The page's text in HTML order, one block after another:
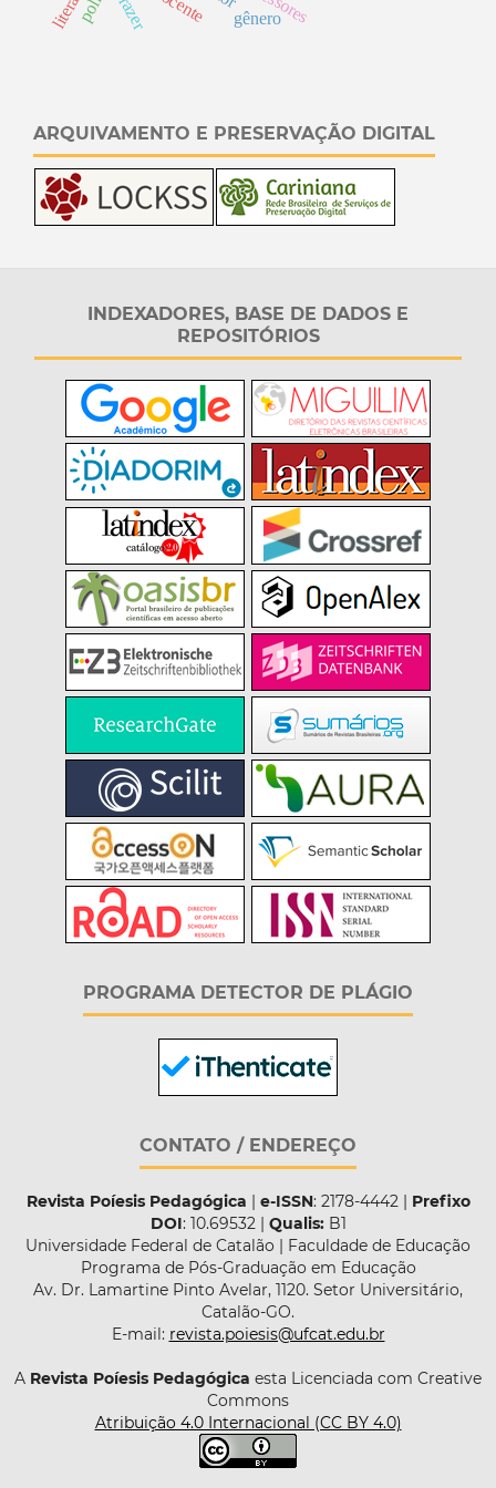
gênero
ARQUIVAMENTO E PRESERVAÇÃO DIGITAL
INDEXADORES, BASE DE DADOS E
REPOSITÓRIOS
PROGRAMA DETECTOR DE PLÁGIO
CONTATO / ENDEREÇO
Revista Poíesis Pedagógica | e-ISSN: 2178-4442 | Prefixo
DOI: 10.69532 | Qualis:B1
Universidade Federal de Catalão | Faculdade de Educação
Programa de Pós-Graduação em Educação
Av. Dr. Lamartine Pinto Avelar, 1120. Setor Universitário,
Catalão-GO.
E-mail: revista.poiesis@ufcat.edu.br
A Revista Poíesis Pedagógica esta Licenciada com Creative
Commons
Atribuição 4.0 Internacional (CC BY 4.0)